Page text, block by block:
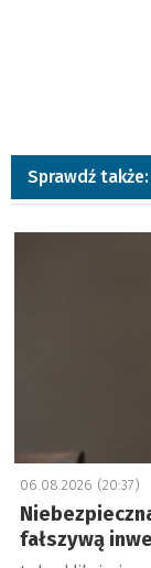
Sprawdź także:
a
06.08.2026 (20:37)
fałszywą